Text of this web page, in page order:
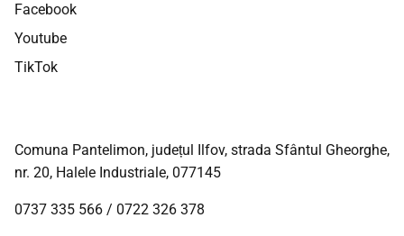
Facebook
Youtube
TikTok
Comuna Pantelimon, județul Ilfov, strada Sfântul Gheorghe,
nr. 20, Halele Industriale, 077145
0737 335 566 / 0722 326 378